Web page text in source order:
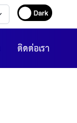
ติดต่อเรา